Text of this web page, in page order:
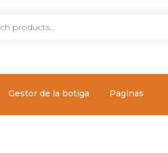
Gestor de la botiga Paginas